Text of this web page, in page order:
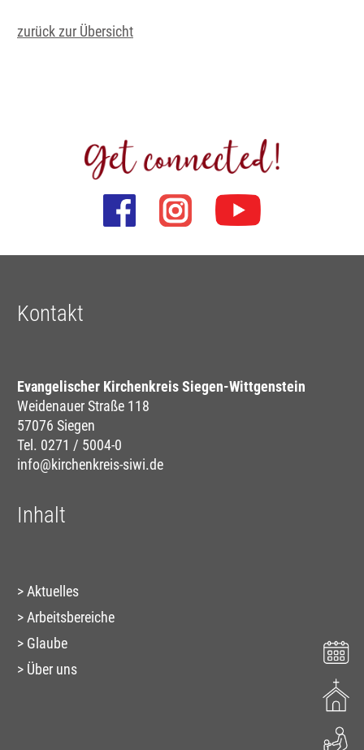
zurück zur Übersicht
Kontakt
Evangelischer Kirchenkreis Siegen-Wittgenstein
Weidenauer Straße 118
57076 Siegen
Tel. 0271 / 5004-0
info@kirchenkreis-siwi.de
Inhalt
Aktuelles
Arbeitsbereiche
Glaube
Über uns